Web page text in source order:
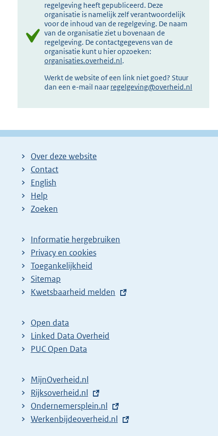
regelgeving heeft gepubliceerd. Deze
organisatie is namelijk zelf verantwoordelijk
voor de inhoud van de regelgeving. De naam
van de organisatie ziet u bovenaan de
regelgeving. De contactgegevens van de
organisatie kunt u hier opzoeken:
organisaties.overheid.nl.
Werkt de website of een link niet goed? Stuur
dan een e-mail naar regelgeving@overheid.nl
Over deze website
Contact
English
Help
Zoeken
Informatie hergebruiken
Privacy en cookies
Toegankelijkheid
Sitemap
E
t
e
r
l
i
n
k
Kwetsbaarheid melden
Open data
Linked Data Overheid
PUC Open Data
MijnOverheid.nl
E
x
t
Rijksoverheid.nl
E
x
Ondernemersplein.nl
E
Werkenbijdeoverheid.nl